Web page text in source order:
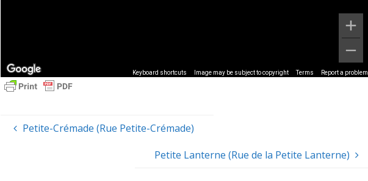
Keyboard shortcuts Image may be subject to copyright Terms Report a problem
Petite-Crémade (Rue Petite-Crémade)
Petite Lanterne (Rue de la Petite Lanterne)